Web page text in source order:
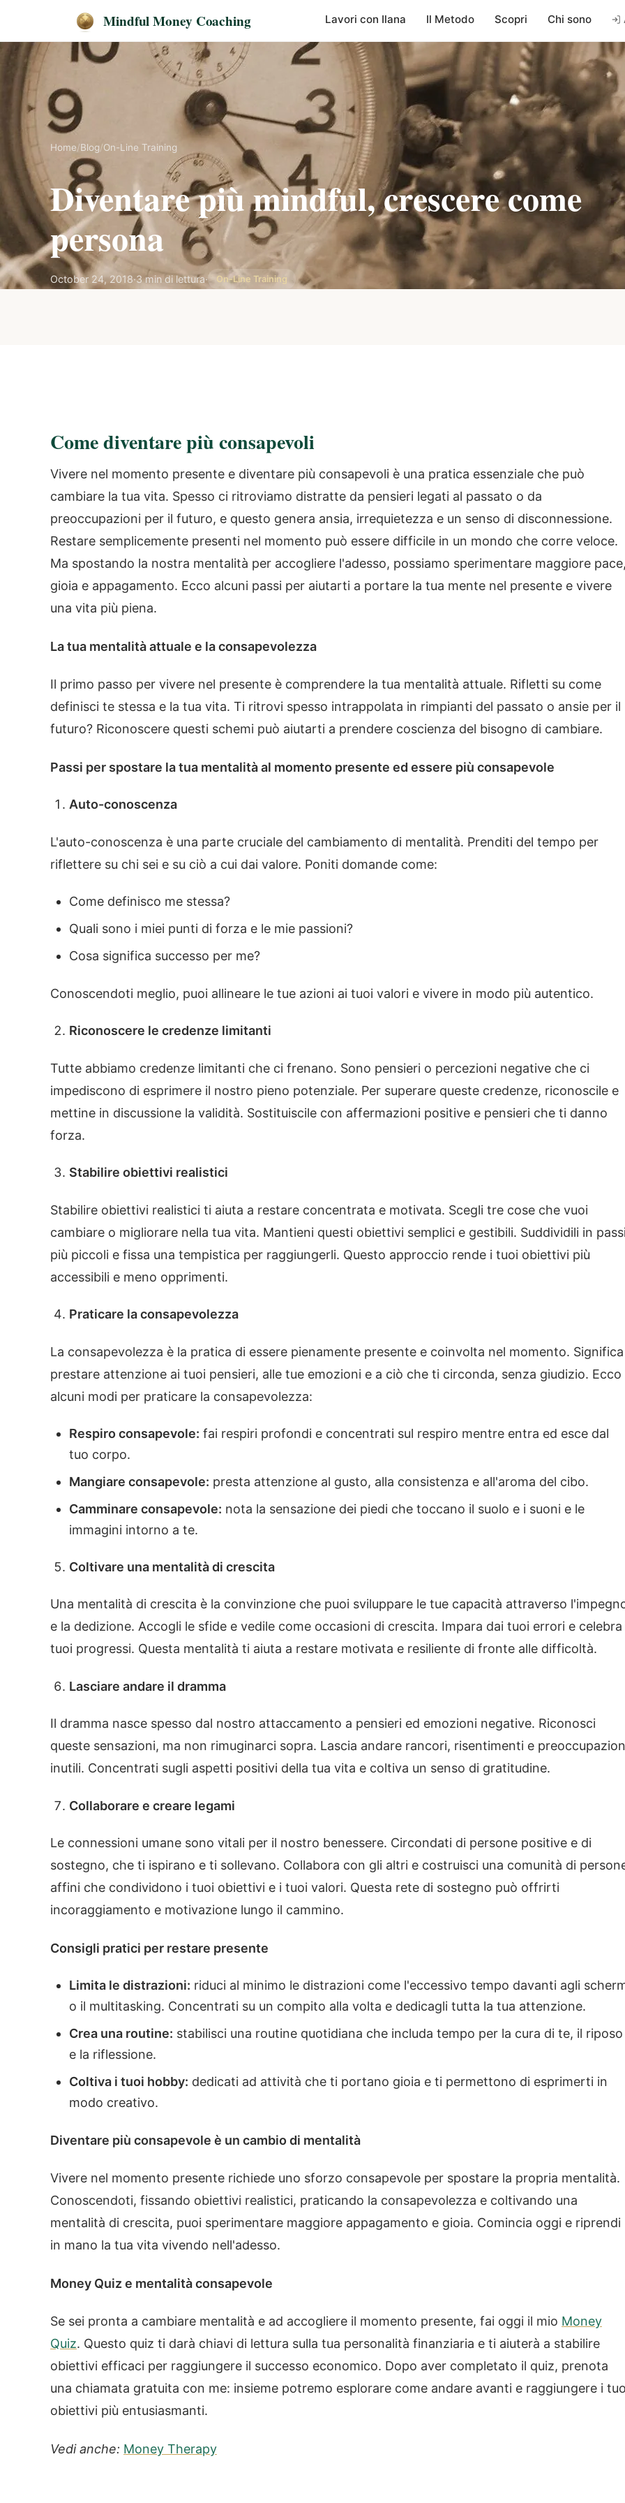
Mindful Money Coaching Lavori con Ilana Il Metodo Scopri Chi sono
Home/Blog/On-Line Training
Diventare più mindful, crescere come
persona
October 24, 2018·3 min di lettura· On-Line Training
Come diventare più consapevoli
Vivere nel momento presente e diventare più consapevoli è una pratica essenziale che può
cambiare la tua vita. Spesso ci ritroviamo distratte da pensieri legati al passato o da
preoccupazioni per il futuro, e questo genera ansia, irrequietezza e un senso di disconnessione.
Restare semplicemente presenti nel momento può essere difficile in un mondo che corre veloce.
Ma spostando la nostra mentalità per accogliere l'adesso, possiamo sperimentare maggiore pace,
gioia e appagamento. Ecco alcuni passi per aiutarti a portare la tua mente nel presente e vivere
una vita più piena.
La tua mentalità attuale e la consapevolezza
Il primo passo per vivere nel presente è comprendere la tua mentalità attuale. Rifletti su come
definisci te stessa e la tua vita. Ti ritrovi spesso intrappolata in rimpianti del passato o ansie per il
futuro? Riconoscere questi schemi può aiutarti a prendere coscienza del bisogno di cambiare.
Passi per spostare la tua mentalità al momento presente ed essere più consapevole
Auto-conoscenza
L'auto-conoscenza è una parte cruciale del cambiamento di mentalità. Prenditi del tempo per
riflettere su chi sei e su ciò a cui dai valore. Poniti domande come:
Come definisco me stessa?
Quali sono i miei punti di forza e le mie passioni?
Cosa significa successo per me?
Conoscendoti meglio, puoi allineare le tue azioni ai tuoi valori e vivere in modo più autentico.
Riconoscere le credenze limitanti
Tutte abbiamo credenze limitanti che ci frenano. Sono pensieri o percezioni negative che ci
impediscono di esprimere il nostro pieno potenziale. Per superare queste credenze, riconoscile e
mettine in discussione la validità. Sostituiscile con affermazioni positive e pensieri che ti danno
forza.
Stabilire obiettivi realistici
Stabilire obiettivi realistici ti aiuta a restare concentrata e motivata. Scegli tre cose che vuoi
cambiare o migliorare nella tua vita. Mantieni questi obiettivi semplici e gestibili. Suddividili in passi
più piccoli e fissa una tempistica per raggiungerli. Questo approccio rende i tuoi obiettivi più
accessibili e meno opprimenti.
Praticare la consapevolezza
La consapevolezza è la pratica di essere pienamente presente e coinvolta nel momento. Significa
prestare attenzione ai tuoi pensieri, alle tue emozioni e a ciò che ti circonda, senza giudizio. Ecco
alcuni modi per praticare la consapevolezza:
Respiro consapevole: fai respiri profondi e concentrati sul respiro mentre entra ed esce dal
tuo corpo.
Mangiare consapevole: presta attenzione al gusto, alla consistenza e all'aroma del cibo.
Camminare consapevole: nota la sensazione dei piedi che toccano il suolo e i suoni e le
immagini intorno a te.
Coltivare una mentalità di crescita
Una mentalità di crescita è la convinzione che puoi sviluppare le tue capacità attraverso
e la dedizione. Accogli le sfide e vedile come occasioni di crescita. Impara dai tuoi errori e celebra
tuoi progressi. Questa mentalità ti aiuta a restare motivata e resiliente di fronte alle difficoltà.
Lasciare andare il dramma
Il dramma nasce spesso dal nostro attaccamento a pensieri ed emozioni negative. Riconosci
queste sensazioni, ma non rimuginarci sopra. Lascia andare rancori, risentimenti e
inutili. Concentrati sugli aspetti positivi della tua vita e coltiva un senso di gratitudine.
Collaborare e creare legami
Le connessioni umane sono vitali per il nostro benessere. Circondati di persone positive e di
sostegno, che ti ispirano e ti sollevano. Collabora con gli altri e costruisci una comunità di
affini che condividono i tuoi obiettivi e i tuoi valori. Questa rete di sostegno può offrirti
incoraggiamento e motivazione lungo il cammino.
Consigli pratici per restare presente
Limita le distrazioni: riduci al minimo le distrazioni come l'eccessivo tempo davanti agli
o il multitasking. Concentrati su un compito alla volta e dedicagli tutta la tua attenzione.
Crea una routine: stabilisci una routine quotidiana che includa tempo per la cura di te, il riposo
e la riflessione.
Coltiva i tuoi hobby: dedicati ad attività che ti portano gioia e ti permettono di esprimerti in
modo creativo.
Diventare più consapevole è un cambio di mentalità
Vivere nel momento presente richiede uno sforzo consapevole per spostare la propria mentalità.
Conoscendoti, fissando obiettivi realistici, praticando la consapevolezza e coltivando una
mentalità di crescita, puoi sperimentare maggiore appagamento e gioia. Comincia oggi e riprendi
in mano la tua vita vivendo nell'adesso.
Money Quiz e mentalità consapevole
Se sei pronta a cambiare mentalità e ad accogliere il momento presente, fai oggi il mio Money
Quiz. Questo quiz ti darà chiavi di lettura sulla tua personalità finanziaria e ti aiuterà a stabilire
obiettivi efficaci per raggiungere il successo economico. Dopo aver completato il quiz, prenota
una chiamata gratuita con me: insieme potremo esplorare come andare avanti e raggiungere i
obiettivi più entusiasmanti.
Vedi anche: Money Therapy